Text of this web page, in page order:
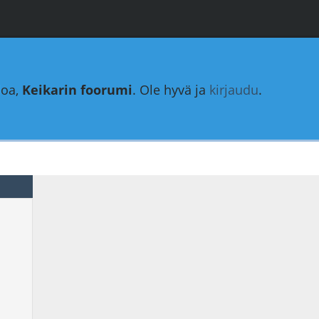
Keikarin foorumi. Ole hyvä ja kirjaudu.